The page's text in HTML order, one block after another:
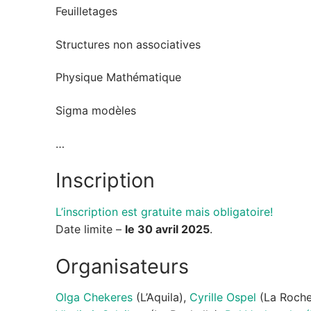
Feuilletages
Structures non associatives
Physique Mathématique
Sigma modèles
…
Inscription
L’inscription est gratuite mais obligatoire!
Date limite – le 30 avril 2025.
Organisateurs
Olga Chekeres (L’Aquila), Cyrille Ospel (La